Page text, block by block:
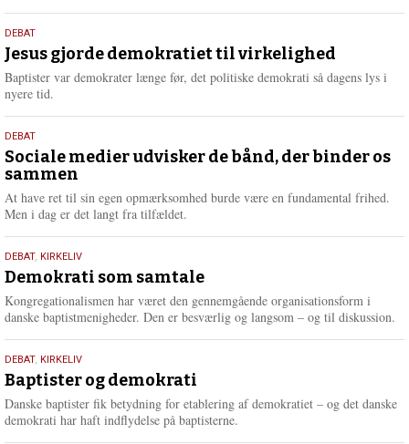
e
e
18.
maj
2026
DEBAT
Jesus gjorde demokratiet til virkelighed
Baptister var demokrater længe før, det politiske demokrati så dagens lys i
nyere tid.
18.
maj
2026
DEBAT
Sociale medier udvisker de bånd, der binder os
sammen
At have ret til sin egen opmærksomhed burde være en fundamental frihed.
Men i dag er det langt fra tilfældet.
18.
maj
2026
DEBAT, KIRKELIV
Demokrati som samtale
Kongregationalismen har været den gennemgående organisationsform i
danske baptistmenigheder. Den er besværlig og langsom – og til diskussion.
18.
maj
2026
DEBAT, KIRKELIV
Baptister og demokrati
Danske baptister fik betydning for etablering af demokratiet – og det danske
demokrati har haft indflydelse på baptisterne.